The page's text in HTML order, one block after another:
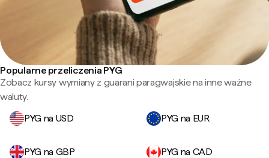
Popularne przeliczenia PYG
Zobacz kursy wymiany z guarani paragwajskie na inne ważne
waluty.
PYG na USD
PYG na EUR
PYG na GBP PYG na CAD